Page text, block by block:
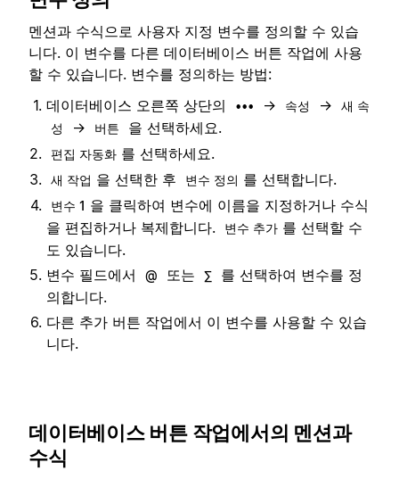
멘션과 수식으로 사용자 지정 변수를 정의할 수 있습
니다. 이 변수를 다른 데이터베이스 버튼 작업에 사용
할 수 있습니다. 변수를 정의하는 방법:
데이터베이스 오른쪽 상단의
••• → 속성 →
새 속
성
→ 버튼 을 선택하세요.
편집 자동화 를 선택하세요.
새 작업 을 선택한 후 변수 정의 를 선택합니다.
변수 1 을 클릭하여 변수에 이름을 지정하거나 수식
을 편집하거나 복제합니다.
변수 추가 를 선택할 수
도 있습니다.
변수 필드에서
@ 또는 ∑
를 선택하여 변수를 정
의합니다.
다른 추가 버튼 작업에서 이 변수를 사용할 수 있습
니다.
데이터베이스 버튼 작업에서의 멘션과
수식